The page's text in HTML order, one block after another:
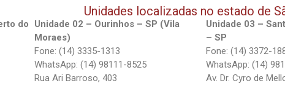
Unidades localizadas no estado de
do
Unidade 02 – Ourinhos – SP (Vila
Moraes)
Fone: (14) 3335-1313
WhatsApp: (14) 98111-8525
Rua Ari Barroso, 403
Unidade 03 –
– SP
Fone: (14) 3372-
WhatsApp: (14)
Av. Dr. Cyro de